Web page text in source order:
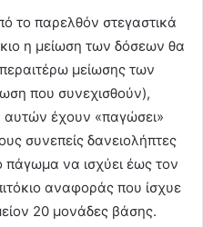
το παρελθόν στεγαστικά
η μείωση των δόσεων θα
μείωσης των
που συνεχισθούν),
αυτών έχουν «παγώσει»
συνεπείς δανειολήπτες
να ισχύει έως τον
αναφοράς που ίσχυε
20 μονάδες βάσης.